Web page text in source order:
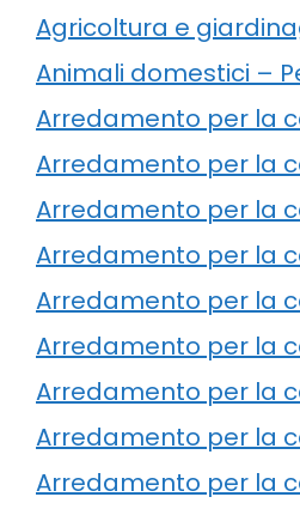
Agricoltura e
Animali domestici –
Arredamento per la
Arredamento per la
Arredamento per la
Arredamento per la
Arredamento per la
Arredamento per la
Arredamento per la
Arredamento per la
Arredamento per la